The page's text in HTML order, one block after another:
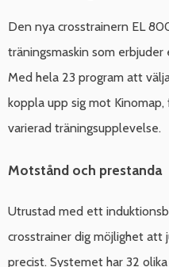
Den nya crosstrainern EL
träningsmaskin som
Med hela 23 program att
koppla upp sig mot
varierad träningsupplevelse.
Motstånd och prestanda
Utrustad med ett
crosstrainer dig möjlighet
precist. Systemet har 32